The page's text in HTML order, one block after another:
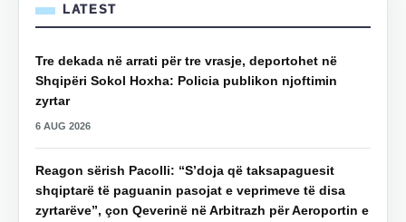
LATEST
Tre dekada në arrati për tre vrasje, deportohet në
Shqipëri Sokol Hoxha: Policia publikon njoftimin
zyrtar
6 AUG 2026
Reagon sërish Pacolli: “S’doja që taksapaguesit
shqiptarë të paguanin pasojat e veprimeve të disa
zyrtarëve”, çon Qeverinë në Arbitrazh për Aeroportin e